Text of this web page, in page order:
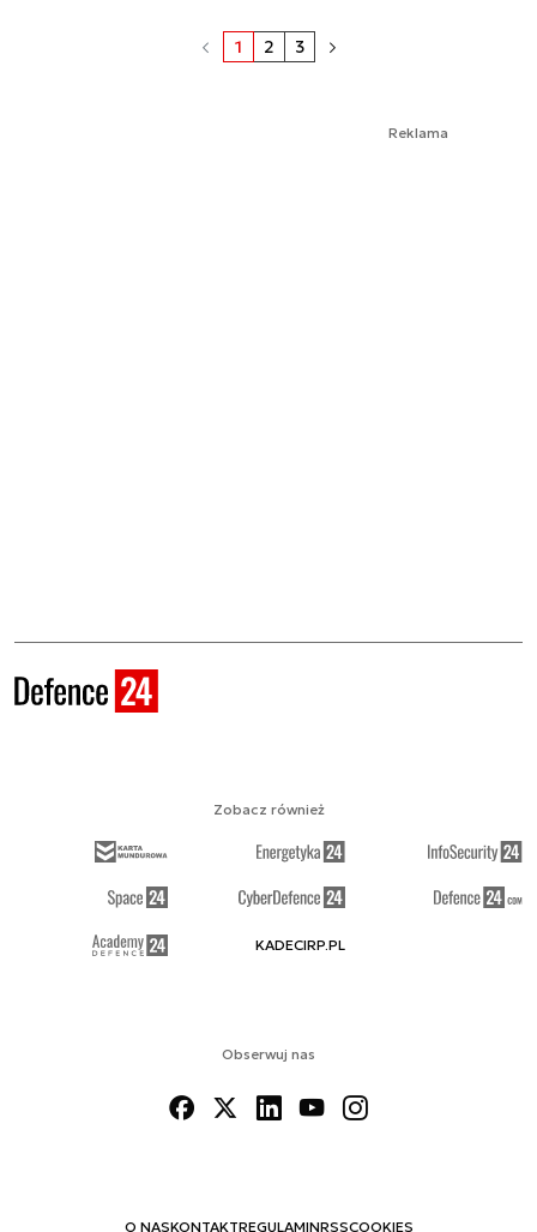
1 2 3
Reklama
Obserwuj nas
O NASKONTAKTREGULAMINRSSCOOKIES
Zobacz również
KADECIRP.PL